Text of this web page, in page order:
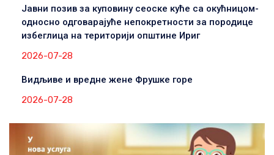
Јавни позив за куповину сеоске куће са окућницом-
односно одговарајуће непокретности за породице
избеглица на територији општине Ириг
2026-07-28
Видљиве и вредне жене Фрушке горе
2026-07-28